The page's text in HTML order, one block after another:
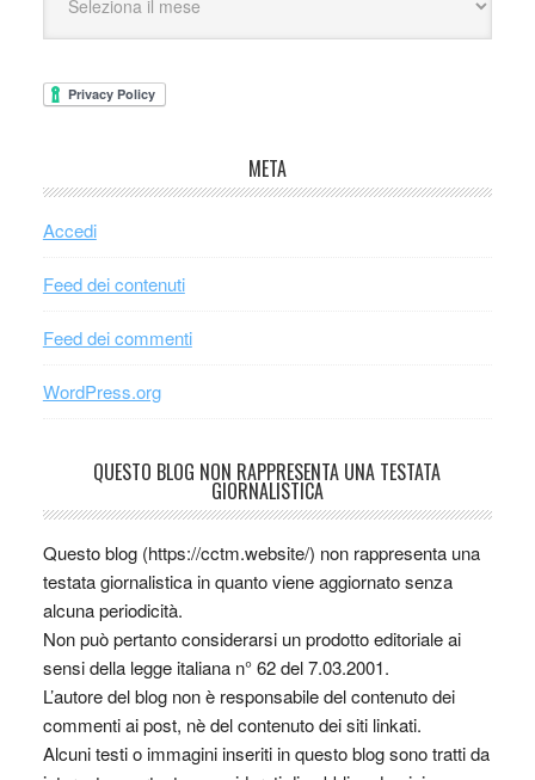
META
Accedi
Feed dei contenuti
Feed dei commenti
WordPress.org
QUESTO BLOG NON RAPPRESENTA UNA TESTATA
GIORNALISTICA
Questo blog (https://cctm.website/) non rappresenta una
testata giornalistica in quanto viene aggiornato senza
alcuna periodicità.
Non può pertanto considerarsi un prodotto editoriale ai
sensi della legge italiana n° 62 del 7.03.2001.
L’autore del blog non è responsabile del contenuto dei
commenti ai post, nè del contenuto dei siti linkati.
Alcuni testi o immagini inseriti in questo blog sono tratti da